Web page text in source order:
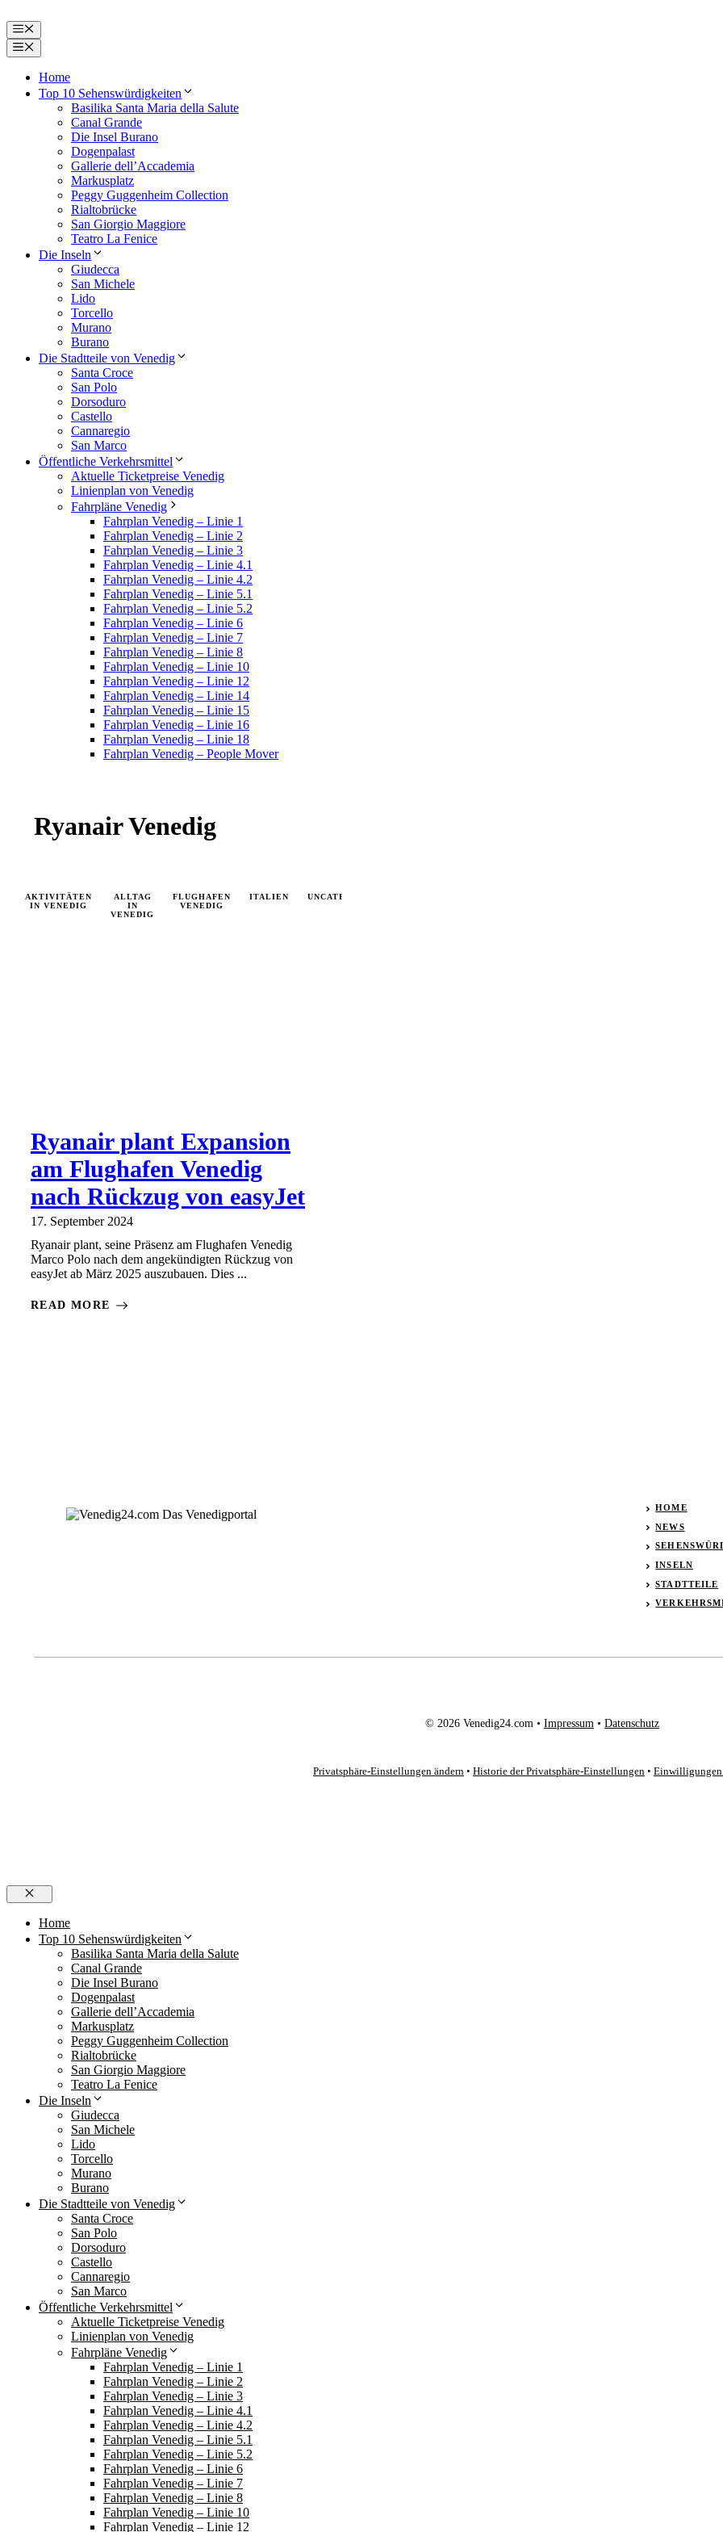
Inhalt
springen
Menü
Menü
Home
Top 10 Sehenswürdigkeiten
Basilika Santa Maria della Salute
Canal Grande
Die Insel Burano
Dogenpalast
Gallerie dell’Accademia
Markusplatz
Peggy Guggenheim Collection
Rialtobrücke
San Giorgio Maggiore
Teatro La Fenice
Die Inseln
Giudecca
San Michele
Lido
Torcello
Murano
Burano
Die Stadtteile von Venedig
Santa Croce
San Polo
Dorsoduro
Castello
Cannaregio
San Marco
Öffentliche Verkehrsmittel
Aktuelle Ticketpreise Venedig
Linienplan von Venedig
Fahrpläne Venedig
Fahrplan Venedig – Linie 1
Fahrplan Venedig – Linie 2
Fahrplan Venedig – Linie 3
Fahrplan Venedig – Linie 4.1
Fahrplan Venedig – Linie 4.2
Fahrplan Venedig – Linie 5.1
Fahrplan Venedig – Linie 5.2
Fahrplan Venedig – Linie 6
Fahrplan Venedig – Linie 7
Fahrplan Venedig – Linie 8
Fahrplan Venedig – Linie 10
Fahrplan Venedig – Linie 12
Fahrplan Venedig – Linie 14
Fahrplan Venedig – Linie 15
Fahrplan Venedig – Linie 16
Fahrplan Venedig – Linie 18
Fahrplan Venedig – People Mover
Ryanair Venedig
AKTIVITÄTEN
IN VENEDIG
ALLTAG
IN
VENEDIG
FLUGHAFEN
VENEDIG
ITALIEN UNCATEGORIZED
Ryanair plant Expansion
am Flughafen Venedig
nach Rückzug von easyJet
17. September 2024
Ryanair plant, seine Präsenz am Flughafen Venedig
Marco Polo nach dem angekündigten Rückzug von
easyJet ab März 2025 auszubauen. Dies ...
READ MORE
HOME
NEWS
INSELN
STADTTEILE
© 2026 Venedig24.com • Impressum • Datenschutz
Privatsphäre-Einstellungen ändern • Historie der Privatsphäre-Einstellungen • Einwilligungen
Schließen
Home
Top 10 Sehenswürdigkeiten
Basilika Santa Maria della Salute
Canal Grande
Die Insel Burano
Dogenpalast
Gallerie dell’Accademia
Markusplatz
Peggy Guggenheim Collection
Rialtobrücke
San Giorgio Maggiore
Teatro La Fenice
Die Inseln
Giudecca
San Michele
Lido
Torcello
Murano
Burano
Die Stadtteile von Venedig
Santa Croce
San Polo
Dorsoduro
Castello
Cannaregio
San Marco
Öffentliche Verkehrsmittel
Aktuelle Ticketpreise Venedig
Linienplan von Venedig
Fahrpläne Venedig
Fahrplan Venedig – Linie 1
Fahrplan Venedig – Linie 2
Fahrplan Venedig – Linie 3
Fahrplan Venedig – Linie 4.1
Fahrplan Venedig – Linie 4.2
Fahrplan Venedig – Linie 5.1
Fahrplan Venedig – Linie 5.2
Fahrplan Venedig – Linie 6
Fahrplan Venedig – Linie 7
Fahrplan Venedig – Linie 8
Fahrplan Venedig – Linie 10
Fahrplan Venedig – Linie 12